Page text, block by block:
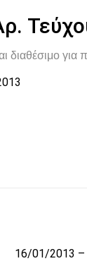
διαθέσιμο για
16/01/2013 –